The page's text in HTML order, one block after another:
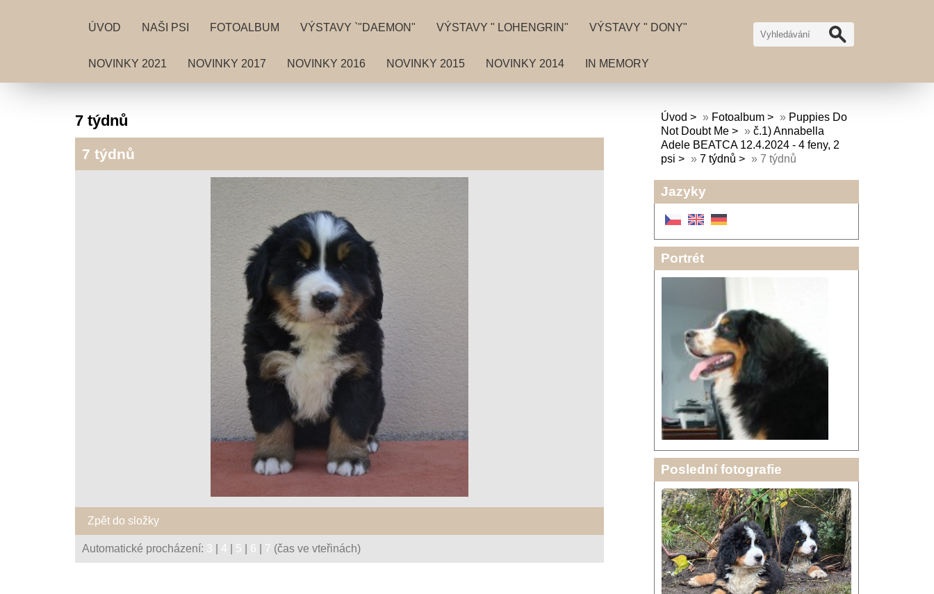
ÚVOD NAŠI PSI FOTOALBUM VÝSTAVY `"DAEMON" VÝSTAVY " LOHENGRIN" VÝSTAVY " DONY"
NOVINKY 2021 NOVINKY 2017 NOVINKY 2016 NOVINKY 2015 NOVINKY 2014 IN MEMORY
7 týdnů
7 týdnů
Zpět do složky
Automatické procházení: 3 4 5 6 7 (čas ve vteřinách)
Úvod » Fotoalbum » Puppies Do
Not Doubt Me
» č.1) Annabella
Adele BEATCA 12.4.2024 - 4 feny, 2
psi
» 7 týdnů » 7 týdnů
Jazyky
Portrét
Poslední fotografie